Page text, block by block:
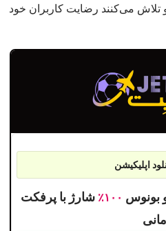
تلاش می‌کنند رضایت کاربران خود
اپلیکیشن
بونوس ۱۰۰٪ شارژ با پرفکت
مانی